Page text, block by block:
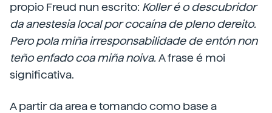
propio Freud nun escrito: Koller é o descubridor
da anestesia local por cocaína de pleno dereito.
Pero pola miña irresponsabilidade de entón non
teño enfado coa miña noiva.A frase é moi
significativa.
A partir da area e tomando como base a